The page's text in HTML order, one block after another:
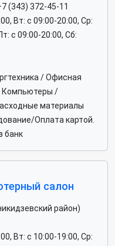
(343) 372-45-11
Вт: c 09:00-20:00, Ср:
c 09:00-20:00, Сб:
/ Офисная
Компьютеры /
материалы
Оплата картой.
банк
салон
район)
Вт: c 10:00-19:00, Ср: